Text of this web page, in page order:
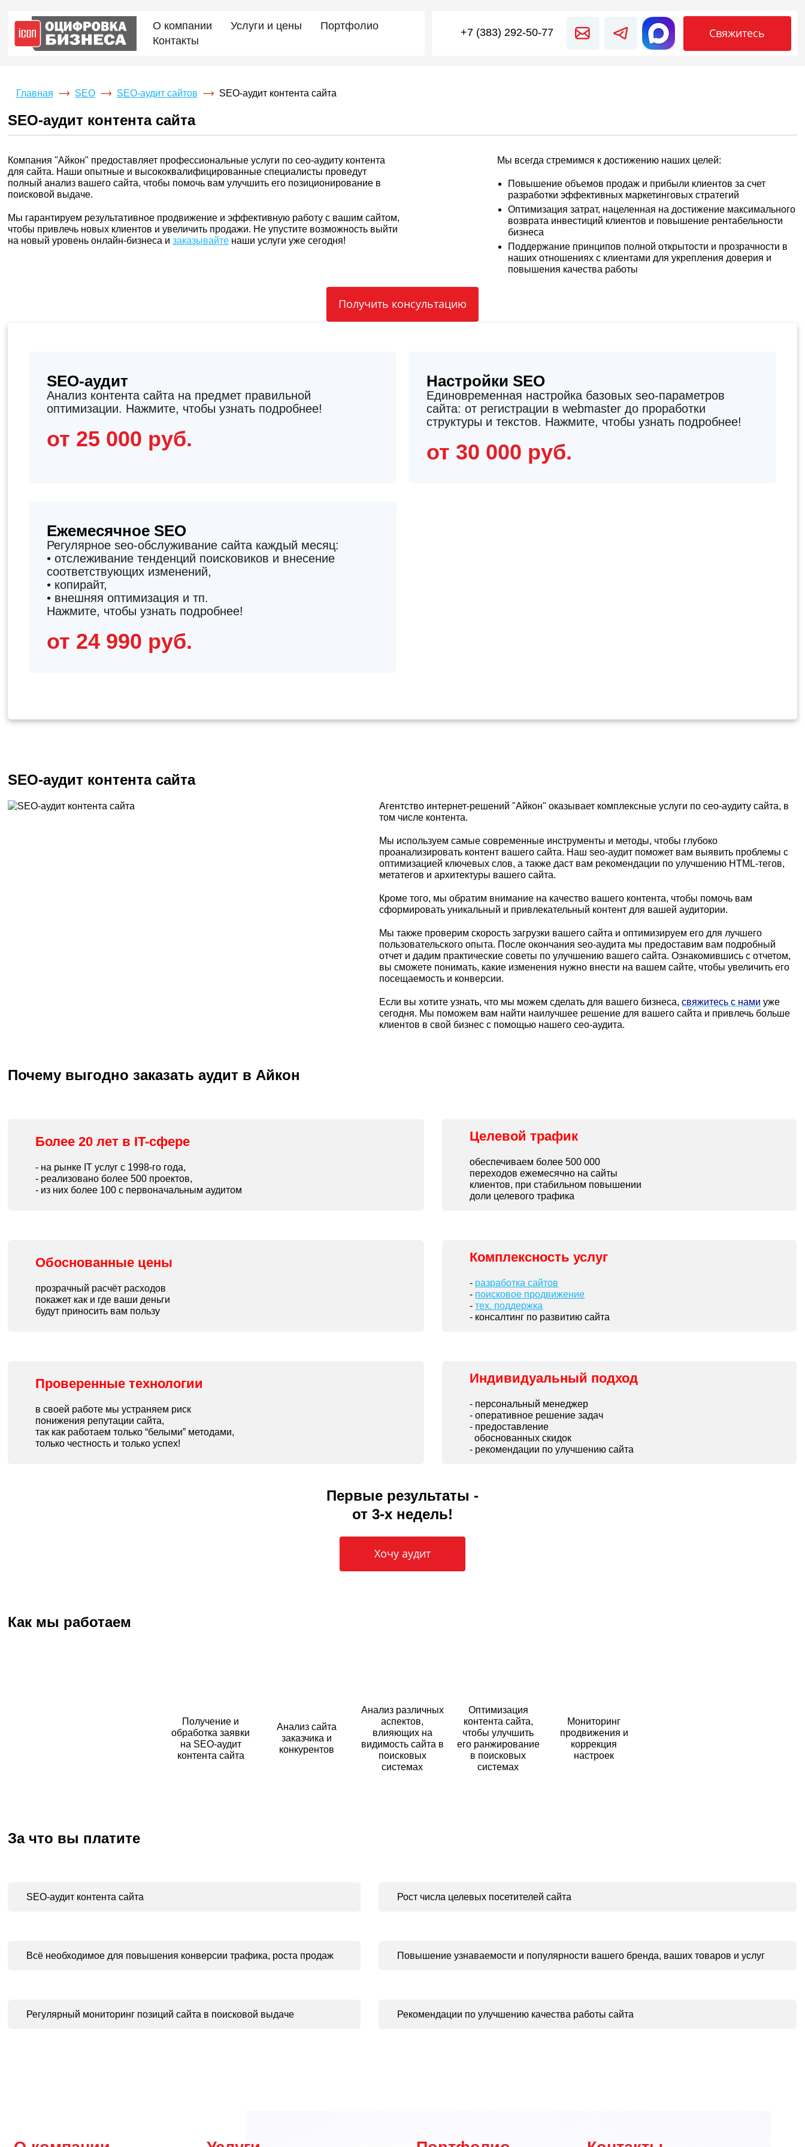
О компании Услуги и цены
Портфолио
Контакты
+7 (383) 292-50-77 Свяжитесь
Главная SEO SEO-аудит сайтов SEO-аудит контента сайта
SEO-аудит контента сайта
Компания "Айкон" предоставляет профессиональные услуги по сео-аудиту контента
для сайта. Наши опытные и высококвалифицированные специалисты проведут
полный анализ вашего сайта, чтобы помочь вам улучшить его позиционирование в
поисковой выдаче.
Мы гарантируем результативное продвижение и эффективную работу с вашим сайтом,
чтобы привлечь новых клиентов и увеличить продажи. Не упустите возможность выйти
на новый уровень онлайн-бизнеса изаказывайте наши услуги уже сегодня!
Мы всегда стремимся к достижению наших целей:
Повышение объемов продаж и прибыли клиентов за счет
разработки эффективных маркетинговых стратегий
Оптимизация затрат, нацеленная на достижение максимального
возврата инвестиций клиентов и повышение рентабельности
бизнеса
Поддержание принципов полной открытости и прозрачности в
наших отношениях с клиентами для укрепления доверия и
повышения качества работы
Получить консультацию
SEO-аудит
Анализ контента сайта на предмет правильной
оптимизации. Нажмите, чтобы узнать подробнее!
от 25 000 руб.
Настройки SEO
Единовременная настройка базовых seo-параметров
сайта: от регистрации в webmaster до проработки
структуры и текстов. Нажмите, чтобы узнать подробнее!
от 30 000 руб.
Ежемесячное SEO
Регулярное seo-обслуживание сайта каждый месяц:
• отслеживание тенденций поисковиков и внесение
соответствующих изменений,
• копирайт,
• внешняя оптимизация и тп.
Нажмите, чтобы узнать подробнее!
от 24 990 руб.
SEO-аудит контента сайта
Агентство интернет-решений "Айкон" оказывает комплексные услуги по сео-аудиту сайта, в
том числе контента.
Мы используем самые современные инструменты и методы, чтобы глубоко
проанализировать контент вашего сайта. Наш seo-аудит поможет вам выявить проблемы с
оптимизацией ключевых слов, а также даст вам рекомендации по улучшению HTML-тегов,
метатегов и архитектуры вашего сайта.
Кроме того, мы обратим внимание на качество вашего контента, чтобы помочь вам
сформировать уникальный и привлекательный контент для вашей аудитории.
Мы также проверим скорость загрузки вашего сайта и оптимизируем его для лучшего
пользовательского опыта. После окончания seo-аудита мы предоставим вам подробный
отчет и дадим практические советы по улучшению вашего сайта. Ознакомившись с отчетом,
вы сможете понимать, какие изменения нужно внести на вашем сайте, чтобы увеличить его
посещаемость и конверсии.
Если вы хотите узнать, что мы можем сделать для вашего бизнеса,свяжитесь с нами уже
сегодня. Мы поможем вам найти наилучшее решение для вашего сайта и привлечь больше
клиентов в свой бизнес с помощью нашего сео-аудита.
Почему выгодно заказать аудит в Айкон
Более 20 лет в IT-сфере
- на рынке IT услуг с 1998-го года,
- реализовано более 500 проектов,
- из них более 100 с первоначальным аудитом
Целевой трафик
обеспечиваем более 500 000
переходов ежемесячно на сайты
клиентов, при стабильном повышении
доли целевого трафика
Обоснованные цены
прозрачный расчёт расходов
покажет как и где ваши деньги
будут приносить вам пользу
Комплексность услуг
- разработка сайтов
- поисковое продвижение
-тех. поддержка
- консалтинг по развитию сайта
Проверенные технологии
в своей работе мы устраняем риск
понижения репутации сайта,
так как работаем только “белыми” методами,
только честность и только успех!
Индивидуальный подход
- персональный менеджер
- оперативное решение задач
- предоставление
обоснованных скидок
- рекомендации по улучшению сайта
Первые результаты -
от 3-х недель!
Хочу аудит
Как мы работаем
Получение и
обработка заявки
на SEO-аудит
контента сайта
Анализ сайта
заказчика и
конкурентов
Анализ различных
аспектов,
влияющих на
видимость сайта в
поисковых
системах
Оптимизация
контента сайта,
чтобы улучшить
его ранжирование
в поисковых
системах
Мониторинг
продвижения и
коррекция
настроек
За что вы платите
SEO-аудит контента сайта Рост числа целевых посетителей сайта
Всё необходимое для повышения конверсии трафика, роста продаж Повышение узнаваемости и популярности вашего бренда, ваших товаров и услуг
Регулярный мониторинг позицийсайта в поисковой выдаче Рекомендации по улучшению качества работы сайта